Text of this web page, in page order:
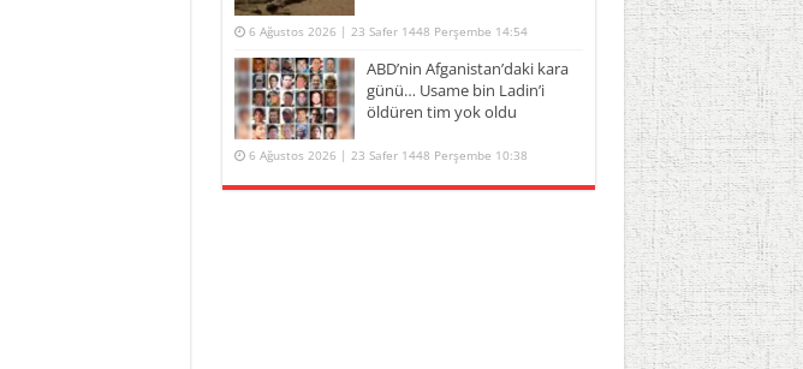
6 Ağustos 2026 | 23 Safer 1448 Perşembe 14:54
ABD’nin Afganistan’daki kara
günü… Usame bin Ladin’i
öldüren tim yok oldu
6 Ağustos 2026 | 23 Safer 1448 Perşembe 10:38